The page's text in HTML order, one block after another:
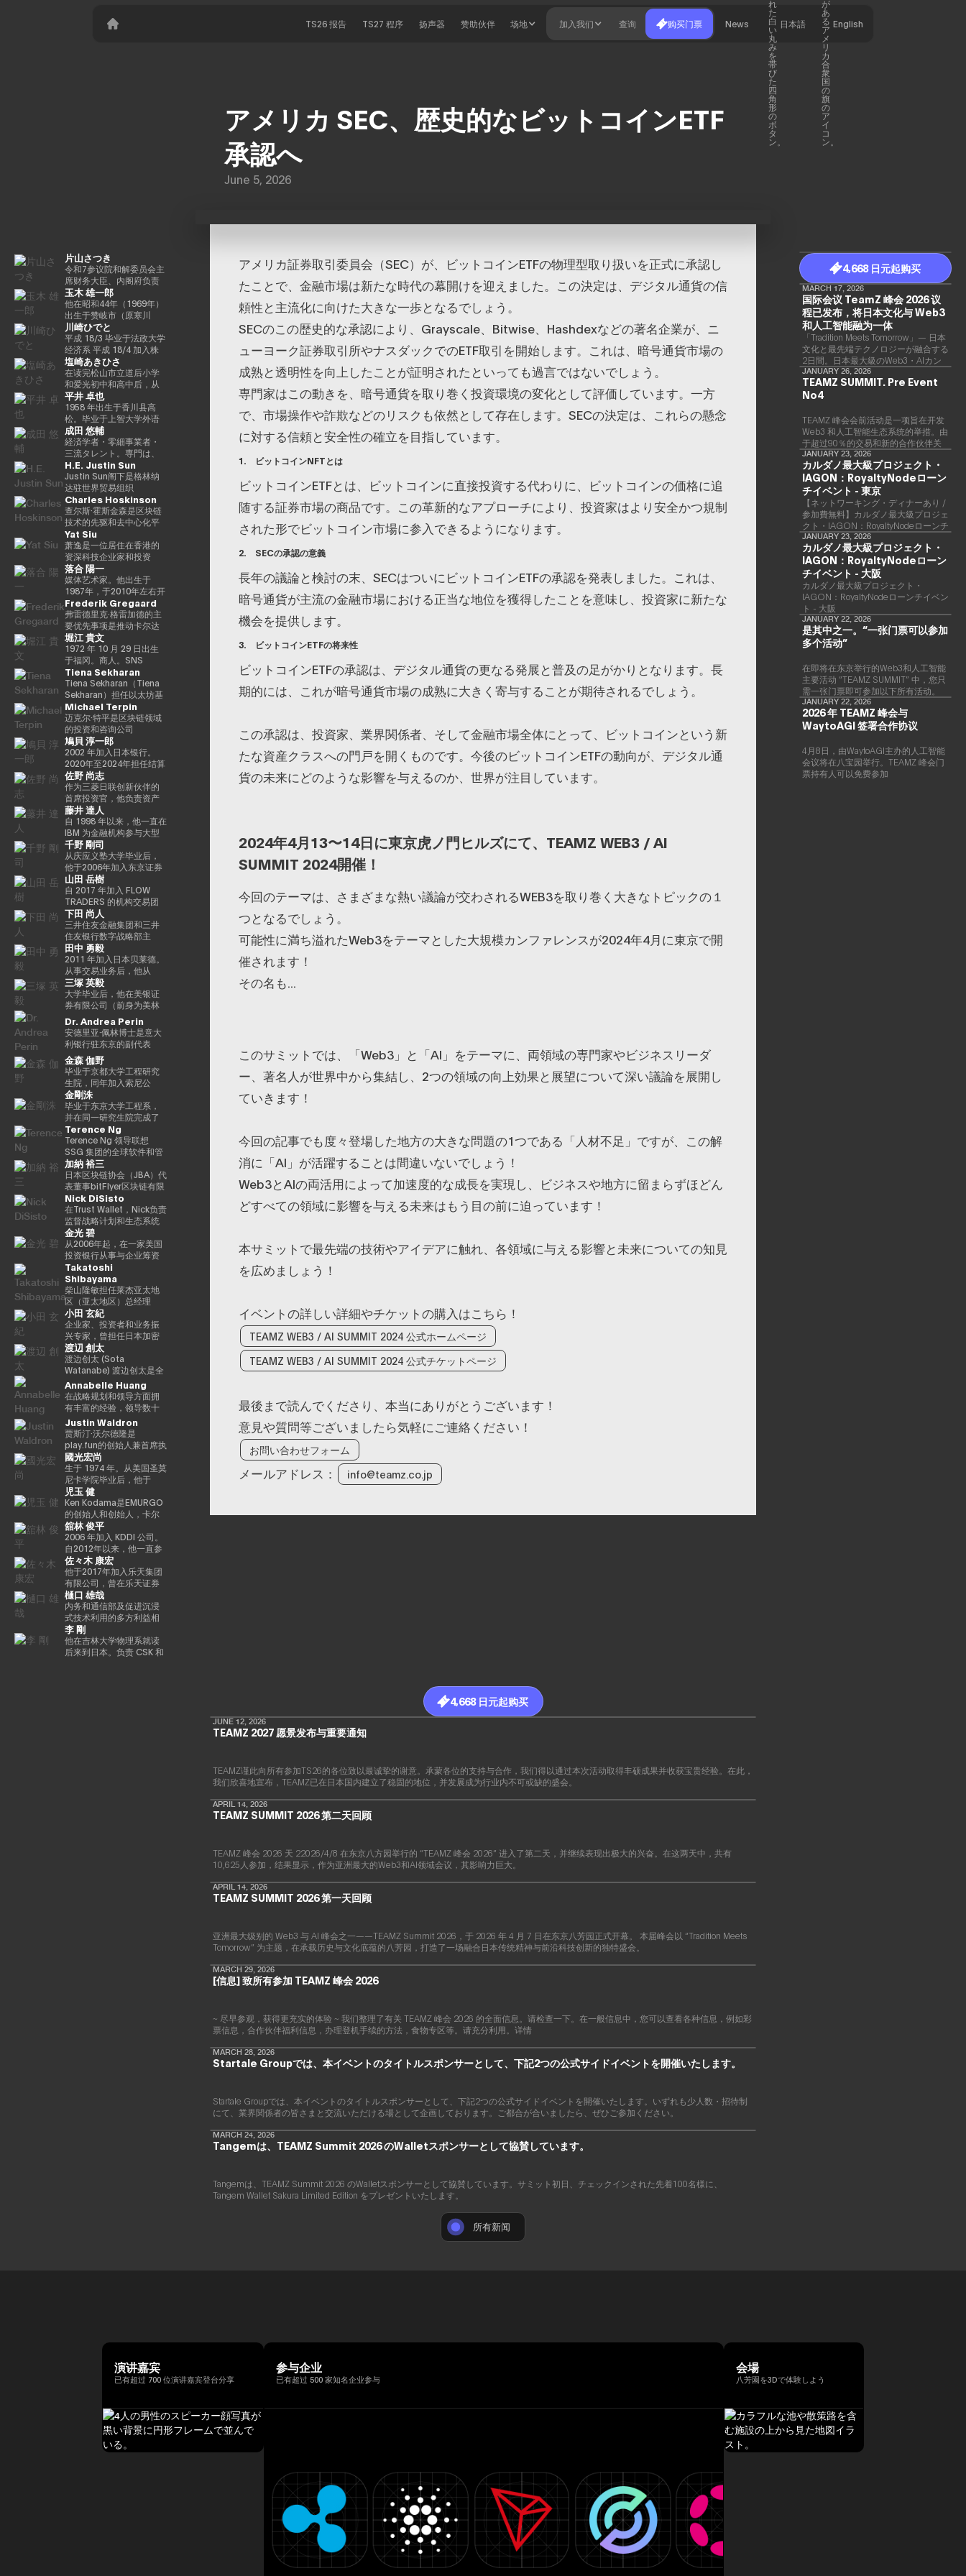
TS26 报告 TS27 程序 扬声器 赞助伙伴 场地 加入我们 查询 购买门票 News 日本語 English
片山さつき
令和7参议院和解委员会主
席财务大臣、内阁府负责
特别任务（财政）税收特
别措施和补贴审查的部长
（高志内阁）
玉木 雄一郎
他在昭和44年（1969年）
出生于赞岐市（原寒川
町），是兼职农民的长
子，他于昭和63（1988）
毕业于高松高中，平成5年
（1993年）毕业于东京大
学法学院，同年加入财政
部 ※1 平成9年（1997
年），在平成完成哈佛大
学研究生院（肯尼迪学
院）Isei 17（2005），正
在竞选第 44 届众议院选
举。在获得70,177张选票
但以浪人身份失败了4年之
后，他在第45届众议院选
举中获得了109,863张选
票，在平成24（2012）第
46届众议院选举中获得
79,153张选票，赢得第二
个任期，在平成
26（2014）第47届众议院
选举中获得78,797张选
票，并在平成28（2016）
民主党竞选第三个任期进
步党代表选举。他被任命
为该党代理秘书长，在平
成29年（2017年）的第48
届众议院选举中获得
82,345张选票，并当选第
四任期（由香川县第二区
希望党正式批准），并竞
选希望党联合代表选举。
希望党代表（11月-）平成
30年（2018年）全国民主
党联合代表（5月至9月）
全国民主党代表（9月〜）
新国民民主党通过令和
2（2020）支部党成立并
成为代表（9月）（9
月），在令和3（2021）
第49届众议院选举的第49
届众议院选举中获得
94,530张选票，当选为众
议员到目前为止，第 5 学
期 2025.05.01。8月财政
部（现为财务部）在职
1997/7至1999/6借调至外
务省（中东第一司）
20007/2001/6 金融厅证
券交易监督委员会 2001/7
至 2002/6 国税厅大阪国税
局总务科科长 2002/7 至
2005/6（负责特别任务的
部长官专家）2005/7 至
2005/8 财政部首席审计局
川崎ひでと
平成 18/3 毕业于法政大学
经济系 平成 18/4 加入株
式会社NTT DOCOMO 平
成 29/8 众议院议员川崎二
郎秘书 玲和 3/10 在第 49
届众议院大选中首次当选
玲和 6/10 在第50届众议院
大选中连任 玲和 6/11 内
务通信国会副大臣（第二
届石原内阁） Reiwa 7/10
数字部长议会副部长、内
阁府议会副部长（第一届
高中内阁） 玲和 8/2 数字
部长议会副部长、内阁府
议会副部长（第二届高中
内阁）
塩崎あきひさ
在读完松山市立道后小学
和爱光初中和高中后，从
东京大学法学院毕业后，
他是长岛/小野/常松律师事
务所的合伙人律师。2021
年，他在众议院大选（爱
媛县第一区）中首次当
选。前国会卫生、劳工和
福利部副部长。在党内，
在经历过副秘书长的经历
后，他成为国会对策委员
会副主席。情报战略部、
科学、技术和创新战略部
以及AI/Web3小组委员会
的秘书负责人。
平井 卓也
1958 年出生于香川县高
松。毕业于上智大学外语
系英语系。在担任电通株
式会社、西日本广播公司
等公司的总裁兼代表董事
后，他在2000年的第42届
众议院选举中首次当选。
从那时起，他已经连续10
次当选。他先后担任过自
民党经济、工业和总务部
主席、政治事务研究委员
会副主席、内阁府（负责
信息技术）大臣、国土、
基础设施、运输和旅游、
内阁常务委员会主席等职
务，并以自民党信息技术
战略和特别任务委员会主
席的身份领导自民党的信
息技术政策。平成30/10年
第四届安倍改组内阁中任
命了信息技术大臣和负责
特殊任务（科学和技术/知
识产权战略/酷日本战略/太
空政策）的部长。负责数
字改革的部长在Reiwa 2的
须贺内阁中就职。第一任
数字事务部长在Reiwa 3就
职。现任自民党公共关系
部主任兼数字社会促进部
经理。
成田 悠輔
経済学者・零細事業者・
三流タレント。専門は、
データ・アルゴリズム・
ポエム・思想を組み合わ
せたビジネスと公共政策
の想像とデザイン。多分
野の学術誌・学会に研究
を発表、多くの企業や自
治体と共同事業を行う。
報道・討論・お笑い・ア
ート・ファッションなど
多様な動画や雑誌の企画
や出演にも関わる。著書
『22世紀の資本主義：や
がてお金は絶滅する』
『22世紀の民主主義：選
挙はアルゴリズムにな
り、政治家はネコにな
る』、番組「成田悠輔と
愛すべき非生産性の世
界」「夜明け前の
PLAYERS」「成田悠輔の
聞かれちゃいけない話」
「walk」「書く気がおき
ない」など。
H.E. Justin Sun
Justin Sun阁下是格林纳
达驻世界贸易组织
（WTO）大使和前常驻代
表，世界领先的区块链和
DAOTRON的创始人，以
及全球最大的加密货币交
易所之一HTX的顾问。 他
也被称为阿里巴巴创始人
马云培育的人，成为
2025/4 年全球数字资产行
业最著名和最有影响力的
人物之一，登上了《福布
斯》杂志的封面。 此外，
它在国际上获得了高度赞
誉，例如多次入选福布斯
“30岁以下30人（消费技术
部门）”。 2025/8 年，我
登上了 “蓝色起源 NS-34”
任务，并作为世界上第
712 位宇航员前往太空。
他的兴趣涵盖科技、投
资、艺术、慈善、游戏和
太空探索。
Charles Hoskinson
查尔斯·霍斯金森是区块链
技术的先驱和去中心化平
台 “卡尔达诺（卡尔达
诺）” 的创始人。他最初是
以太坊的联合创始人之
一，在数学逻辑和密码学
方面有着深厚的背景。卡
尔达诺的特点是在学术研
究和同行评审的基础上开
发的，旨在促进金融普惠
和智能合约。目前，他以
输入输出全球（IOG）首
席执行官的身份领导卡尔
达诺的技术开发。
Yat Siu
萧逸是一位居住在香港的
资深科技企业家和投资
者，是Animoca Brands
的联合创始人兼执行主
席。Animoca Brands是
区块链和游戏领域的全球
领导者，其使命是为全球
游戏玩家和互联网用户提
供数字产权。通过这样
做，我们的目标是实现一
个更公平的数字框架，这
将有助于建立新的资产类
别、边玩边赚的经济和开
放的元宇宙。Yat 于 1990
年在德国雅达利开始了他
的职业生涯。1995年，他
移居香港，创立了香港
Cybercity/Freenation，
这是亚洲第一个免费网页
和免费电子邮件服务提供
商。1998 年，他创立了
Outblaze，该公司被公认
为多语言白标网络服务的
先驱。Outblaze的消息业
务于2009年被出售给了
IBM，然后Outblaze转变
为孵化器，旨在促进在数
字娱乐领域开发服务和产
品的项目和公司。
Animoca Brands就是这
样一家孵化公司，它成立
于2014年。2017 年，我
们建立了道尔顿学习实验
室，这是一个课后数字实
验室，旨在培养发散思维
和设计思维等技能，而这
些技能在传统教育体系中
并不受到重视。他还是
ThinkBlaze的创始人，
ThinkBlaze是Outblaze的
研究部门，负责研究技术
中具有社会意义的问题。
自2018年以来，Yat一直是
游戏行业使用区块链和
NFT（不可替代代币）的
早期支持者。人们认为，
这将使游戏玩家能够真正
拥有游戏中的资产和数
据，进而拥有价值本身。
Yat 对去中心化应用程序和
数字资产的潜力有了清晰
的认识，很快带领
Animoca Brands 在区块
链、游戏、NFT 和开放的
元宇宙中占据了领导地
位。Animoca Brands已
经开发了多个以NFT为中
心的子公司和产品组，还
投资了540多家区块链相关
公司，以建立世界上最大
的区块链投资组合之一。
迄今为止，Yat先生获得了
许多荣誉，并被世界经济
论坛选为 “明日全球领袖”
之一，在DHL/SCMP大奖
中被选为 “年度青年企业
家”，并被Cointelegraph
评选为 “区块链行业值得关
注的100位人物”。此外，
Yat先生是一位接受过古典
音乐正规培训的音乐家，
曾担任BAFTA（英国电影
电视艺术学院）的顾问委
员会成员和亚洲青年管弦
乐团的董事会成员。如有
必要，可以准备更自然、
更精致的日语版本来介绍
演讲者。
落合 陽一
媒体艺术家。他出生于
1987年，于2010年左右开
始以艺术家身份工作。她
的作品以物化、转型和对
边界地区群众的钦佩为主
题。筑波大学/东京大学副
教授，2025年日本国际博
览会（大阪/关西世博会）
主题项目制作人。写真集
《渴望弥撒（2019年阿曼
那）》和NFT作品《波浪
的再数字化（2021年基金
会）》等获得了2016年
PrixarElectronica荣誉
奖、欧盟的StartsPrize和
2019年SXSWCreative
ExperienceArrowardsCreative
ExperienceArrowards。
《阿波罗》杂志40岁以下
40位艺术与科技，亚洲数
字艺术奖卓越奖，以及日
本媒体艺术节艺术部评审
委员会推荐的许多作品。
Frederik Gregaard
弗雷德里克·格雷加德的主
要优先事项是推动卡尔达
诺基金会的实施战略，领
导每项使命的整合和执
行，并实现快速价值创
造，以使用卡尔达诺实现
包容性和公平的增长。在
加入基金会之前，他在瑞
士和斯堪的纳维亚国家工
作了17年以上，在专业服
务和金融行业工作，专注
于资本市场、数字资产管
理、私人银行和交易基础
设施。
堀江 貴文
1972 年 10 月 29 日出生
于福冈。商人。SNS
Media & Consulting Co.,
Ltd. 的创始人目前，他们
活跃于火箭开发、应用生
产以及作为预防医学促进
协会对人们进行预防医学
教育等各个领域。会员制
在线沙龙 “堀江隆文创新大
学（HIU）” 正在开发各种
项目，拥有近700名会员。
http://salon.horiemon.com
这本书《如果你花钱，就
用它来保护自己的身
体》。“CHATGPT 与 “没
有未来工作的人”、“2035
年日本堀右卫门在 10 年后
对未来的完整预测” 等
Tiena Sekharan
Tiena Sekharan（Tiena
Sekharan）担任以太坊基
金会亚太地区（APAC）地
区机构负责人，并通过促
进企业领域的采用来领导
以太坊生态系统的发展。
他的职业生涯始于传统金
融行业，曾担任雷曼兄
弟、法国巴黎银行和摩根
大通等重要职位。在加入
以太坊基金会之前，我属
于摩根大通的区块链部门
KineXYS，负责推广摩根
大通硬币和代币化存款等
产品。
Michael Terpin
迈克尔·特平是区块链领域
的投资和咨询公司
Transform Ventures的创
始人兼首席执行官，同时
也是Supercycle Genesis
Partners, LP的首席执行官
兼首席投资官（CIO）。该
基金是世界上第一个专门
研究比特币的算法加密资
产对冲基金，它建立了一
个投资假设，即比特币每
个周期都以高价出售，并
以最低价格回购更多比特
币。Turpin是一位经验丰
富的高管，作为连续创业
者和投资者活跃了超过35
年，并成功退出多次。基
于这一往绩，成立了位于
波多黎各的家族办公室
Transform Capital。他也
被称为比特币的早期投资
者和思想领袖（思想领
袖），他参与了包括以太
坊和泰达币在内的重大区
块链项目的初始营销和咨
询。由于这些成就，它被
CNBC称为 “加密教父（加
密教父）”。BitAngels 于
2013 年共同创立，
BitAngels Fund 1 于
2014 年共同创立。该基金
以以太坊众筹中以每枚代
币30美分的价格投资100
万美元而闻名。图尔平也
是2015年开发了 “比特币
四季模型（比特币的四
季）” 的人，他于2024年
由天马出版社出版的《比
特币超级周期》一书获得
了高度赞誉，并因准确预
测2024/11年初比特币的
历史高点更新而受到关
注。在进入数字资产领域
之前，他创立了Market
Wire（现为
GlobeNewsWire）。该公
司目前是阿波罗环球管理
旗下的一个业务部门，规
模约为5亿美元。此外，作
为消费互联网早期营销的
先驱，他参与了数十个著
名互联网品牌的发展，首
先是The Motley Fool、
America Online
Greenhouse和Earthlink
的推出。作为教育背景，
她获得了纽约州立大学布
法罗分校的创意写作硕士
学位。他获得了雪城大学
的两个学士学位，自2000
年以来，他还曾在同一所
大学担任著名的纽豪斯公
共传播学院的顾问委员会
成员。此外，Turpin被认
为是波多黎各比特币和加
密资产社区的先驱，并于
2016年初获得了该领域的
第一份投资者优惠认证
（《投资者法令》）。
鳩貝 淳一郎
2002 年加入日本银行。
2020年至2024年担任结算
和结算管理局金融科技小
组负责人。2024-2025
年，金融科技中心副主任
兼数字货币验证组负责
人。他从 2025/7 年起被借
调，目前担任现任职务。
自2025/4以来，他一直是
东京大学经济学研究生院
CARF的受邀研究员。翻译
内容包括 “比特币和区块
链：支持加密货币的技术”
（NTT Publishing）和
“掌握以太坊——构建智能
合约和去中心化应用程序”
（O'Reilly Japan）。合著
了《Web3的未解决问题》
（日经英国石油公司）和
《13人对Web3加密资产
的未来预测》（朝日新闻
出版社）。
佐野 尚志
作为三菱日联创新伙伴的
首席投资官，他负责资产
管理规模为800亿日元的基
金中的创业投资和业务发
展，主要是在日本、美国
和亚洲。在加入MUIP之
前，他曾在独立风险投资
公司Global Brain参与国
内和国际创业投资和CVC
管理。在此之前，他在索
尼担任品类经理，经营海
外业务，负责为技术投资
和合资设立以及零售能源
业务等新业务项目提供资
金。
藤井 達人
自 1998 年以来，他一直在
IBM 为金融机构参与大型
银行核心系统开发和咨询
服务。在微软工作后，他
参与了三菱日联金融集团
的创新业务并领导了DX项
目。在AU Financial
Holdings担任执行官、首
席数字官和IT总经理以及
微软的业务执行官兼金融
创新部门经理之后，他目
前担任现任职务。通用公
司协会 FINOVATORS 成
立。2021年被任命为日本
区块链协会理事。毕业于
同志社大学，在东京大学
完成了第17次EMP。
千野 剛司
从庆应义塾大学毕业后，
他于2006年加入东京证券
交易所。2008年金融危机
后，他参与了债务违约管
理流程改进项目，领导了
日本证券清算组织的场外
衍生品（信用违约互换和
利率互换）结算项目，并
负责日本交易所集团清算
结算领域的业务规划。自
2016年以来，我一直在
PWCJapan首席执行官办
公室（企业规划）支持领
导团队的战略讨论。
2018/7年，他加入了运营
全球加密资产交易所
Kraken的Payward, Inc.
（美国），并为金融服务
局的注册做出了贡献。从
2020/3年起，他就任公司
在日本的代表。2022/7
年，他就任币安驻日本代
表。完成了牛津大学工商
管理硕士（MBA）学位。
山田 岳樹
自 2017 年加入 FLOW
TRADERS 的机构交易团
队以来，Takeki 一直为机
构投资者提供流动性服
务，通过大宗交易覆盖包
括 ETF、国际债券及数字
资产在内的多种资产类
别，工作地点涵盖新加坡
及香港。 他同时负责日本
业务的整体发展，与日本
国内的机构投资者、ETF
发行方、交易平台、证券
交易所以及加密资产交易
所保持密切合作。 FLOW
TRADERS 已连续多年获
得东京证券交易所颁发的
“最佳做市商”奖项。作为一
家上市公司，FLOW
TRADERS 亦积极参与包
括现货加密资产及加密资
产 ETF 在内的数字资产流
动性提供，致力于连接传
统金融与数字资产行业。
下田 尚人
三井住友金融集团和三井
住友银行数字战略部主
任。总结SMBC集团在数
字资产方面的工作。日本
银行结算与结算服务局顾
问，任期至2025/6。结算
与结算管理局利用新技术
（Project Agora等）参与
规划和推广先进的结算项
目，以及关于人工智能对
金融系统的影响的国际研
究。他还参与了各种国际
政策讨论机构，例如国际
清算银行结算市场基础设
施委员会（CPMI）、七国
集团数字支付专家组
（2023年联席主席）、金
融稳定委员会（FSB）创
新网络和BIS/中央银行
CBDC小组。在日本银
行，他还先后担任过长崎
分行经理、香港办事处经
理、金融机构局国际科科
长（负责巴塞尔监管）、
国际局规划师等职务。在
财务省，他作为国际组织
司的规划官负责国际金融
（FATF、FSB等）。毕业
于一桥大学法学院。我在
哈佛大学攻读了计算机科
学专业 AI。
田中 勇毅
2011 年加入日本贝莱德。
从事交易业务后，他从
2024/3年起担任贝莱德全
球市场经理，负责监督交
易、证券借贷和现金管
理。他还曾在日本的数字
战略领域工作。自 2025 年
1 月起，他还担任全球产品
解决方案部，负责监督同
一部门的过渡管理。
三塚 英毅
大学毕业后，他在美银证
券有限公司（前身为美林
证券日本证券）工作，在
法国巴黎银行证券有限公
司担任多个职位后，他成
为全球市场管理部的首席
运营官。在Web3公司
Animoca Brands Co.,
Ltd.成立时担任首席运营官
后，他自2024/3年以来一
直担任现任职务。
Dr. Andrea Perin
安德里亚·佩林博士是意大
利银行驻东京的副代表
处。在这个职位上，我负
责日本、韩国、台湾、澳
大利亚和新西兰的经济政
策讨论和宏观经济和金融
趋势的分析。我们还努力
通过与当地金融和监管机
构、机构投资者和商界的
对话，增进对意大利经济
的理解，进一步加强两国
之间的经济和金融关系。
他在中央银行、银行监管
机构以及包括欧洲中央银
行（ECB）和欧洲投资银
行（EIB）在内的国际金融
机构拥有超过15年的经
验，在金融监管、治理和
合规方面拥有深厚的专业
知识。我获得了罗马托尔
维加塔大学关于健全监管
和监管机构制裁权限的法
学博士学位。
金森 伽野
毕业于京都大学工程研究
生院，同年加入索尼公
司。从事产品设计开发、
产品策划和营销工作。之
后，我以互联网证券和经
验丰富的客户体验、CX策
略推广等方式推出了一项
新的金融科技业务。于
2022年加入索尼银行，目
前正在以索尼银行DX业务
规划经理的身份推广与
Web3相关的新业务规划。
金剛洙
毕业于东京大学工程系，
并在同一研究生院完成了
工程学研究生院的课程。
加入花旗证券有限公司，
从事日本政府债券和利率
衍生品的交易业务。之
后，他加入了松尾实验室
株式会社，一直负责机器
学习项目的规划、PoC 和
开发。他于2022年就任公
司董事，还成立了一个专
门研究生成式人工智能的
新风险投资基金。
Terence Ng
Terence Ng 领导联想
SSG 集团的全球软件和管
理服务业务。他负责推动
战略性微软云解决方案提
供商 (CSP) 计划，并与微
软合作推进整体相关服务
解决方案。他在安全、软
件、云和人工智能生态系
统领域领导全球市场的重
要战略合作伙伴关系和销
售。 自2011年加入联想以
来，Terence Ng领导了联
想与安全、娱乐、电子商
务和金融科技等领域的领
先互联网公司的全球合作
伙伴关系。它还促进了
AR/VR的战略合作伙伴关
系。 Terence Ng 在索尼
电子、惠普、Navteq 公司
和诺基亚等领先科技品牌
的营销、产品开发和业务
开发方面拥有 20 多年的经
验。他在技术行业的领先
业务战略方面有着良好的
记录。 Terence Ng 拥有
新加坡南洋理工大学的商
业研究学士学位。他目前
居住在新加坡，是区块链
和人工智能技术的狂热粉
丝。
加納 裕三
日本区块链协会（JBA）代
表董事bitFlyer区块链有限
公司代表董事高盛证券有
限公司等，他在2014/1年
共同创立了bitFlyer有限公
司。 自bitFlyer成立以来，
它一直在努力就国内法律
的修订提出建议，制定自
我监管规则等，并先后担
任加密资产（虚拟货币）
交易公司bitFlyer USA,
Inc.的首席执行官和
bitFlyer EUROPE S.A.的董
事长，从全球角度为加密
资产（虚拟货币）交易所
行业的发展做出了贡献。
目前，除了担任成立于
2019/5年的bitFlyer区块
链有限公司的代表董事
外，他还担任日本区块链
协会（JBA）的代表董事、
一般注册协会日本元界顾
问、ISO/TC307全国审议
委员会代表委员会成员和
国防部意见领袖。 他们还
以专家身份参加了2018年
七国集团就业创新部长级
会议、2019年G20/V20虚
拟资产服务提供商峰会以
及由内阁秘书处主办的公
私数据利用促进基本计划
执行委员会等，并雄心勃
勃地致力于web3行业的发
展。
Nick DiSisto
在Trust Wallet，Nick负责
监督战略计划和生态系统
合作伙伴关系，这些举措
和生态系统合作伙伴关系
对该平台的增长和用户体
验至关重要。 他的努力涵
盖了广泛的重要领域，例
如DeFi合作伙伴关系、法
定货币开/关通道、
MEV（最大提取价值）措
施和核心基础设施合作伙
伴关系，旨在为全球数百
万用户提供更易于使用、
安全和可扩展的加密资
产。Nick 正在用户体验和
区块链技术的交叉点推动
创新，同时与产品、安
全、工程和营销等各个部
门密切合作。Nick 专注于
“将代码转化为现实世界的
价值”，正在将自托管钱包
发展为下一代金融基础设
施方面发挥作用，并正在
塑造其未来。
金光 碧
从2006年起，在一家美国
投资银行从事与企业筹资
和并购相关的衍生结构设
计工作达10年。2016年加
入bitFlyer有限公司后，他
曾担任首席财务官和公
关，负责与金融监管相关
的系统开发。自2022年以
来，他一直负责新业务，
目前是集团首席采购官。
从2025年起担任
Custodiem有限公司的董
事，他推动了国内加密资
产ETF的形成项目等。
Takatoshi
Shibayama
柴山隆敏担任莱杰亚太地
区（亚太地区）总经理
（亚太地区负责人）。它
监督为Web3行业和机构投
资者提供数字资产安全解
决方案的情况。到目前为
止，他作为分析师和投资
者一直活跃在企业振兴和
不良投资领域超过17年。
在摩根大通和高盛等投资
银行开始职业生涯后，他
加入了美国对冲基金戴维
森·肯普纳资本管理公司。
之后，他与他人共同创立
了总部位于新加坡的投资
基金3D Investment
Partners。此外，在为数
字资产提供抵押管理和托
管服务的Copper，他曾担
任亚太地区收入经理（亚
太区收入主管），并领导
了公司在亚太地区的业务
增长。
小田 玄紀
企业家、投资者和业务振
兴专家，曾担任日本加密
资产交易协会（JVCEA）
的代表董事（主席）、SBI
Holdings的董事总经理和
Bitpoint Japan Co., Ltd
的代表董事。自2001年成
立自己的公司以来，我们
已经开展了各种业务。
2016年，他创立了加密货
币交易所Bitpoint并成为
其首席执行官。2019年，
他被世界经济论坛选为全
球青年领袖。
渡辺 創太
渡边创太 (Sota
Watanabe) 渡边创太是全
球 Web3 生态系统中的先
驱力量，也是日本最具影
响力的科技企业家之一。
作为 Startale Group 的创
始人兼 CEO，渡边致力于
构建去中心化互联网的基
础设施，其核心使命是“将
世界带入链上（bringing
the world onchain）”。
渡边因领导日本最大的公
共区块链 Astar Network
而声名鹊起，该网络已成
为日本 Web3 基础设施的
基石。渡边职业生涯的一
个重要里程碑是与索尼集
团合作，通过 Sony Block
Solutions Labs 共同开发
了以太坊二层（Layer-2）
区块链——Soneium。这
一举措将日本的区块链技
术定位在消费娱乐、人工
智能和大众普及的交汇
点。 在代币化数字资产和
现实世界金融领域，渡边
主导了与 SBI Holdings 的
Annabelle Huang
在战略规划和领导方面拥
有丰富的经验，领导数十
亿美元的加密资产平台
Justin Waldron
贾斯汀·沃尔德隆是
play.fun的创始人兼首席执
行官，该平台可以为每款
游戏提供即时的真实奖
励。此外，除了作为
Playco的联合创始人兼总
裁外，我们还投资于有前
途的日本初创企业，这些
初创公司有望作为涩谷区
政府发起的涩谷创业支持
计划的顾问以及X&KSK的
合作伙伴。 他还以天使投
资者的身份活跃，投资了
60多家公司，尤其以
Zynga的联合创始人而闻
名。2021年，它被《商业
内幕》选为 “前100名种子
投资者” 之一。
國光宏尚
生于 1974 年。从美国圣莫
尼卡学院毕业后，他于
2004 年加入 At Movie
Co., Ltd.同年，他就任导
演，负责制作电影和电视
剧以及开展新业务。龟尾
株式会社成立于2007年，
担任总裁兼首席执行官一
职。他于2021年从公司退
休，成为金融家有限公司
的代表董事兼首席执行
官，该公司于2019年与
ThirdVerse有限公司共同
成立。他的书是《元界与
网络3》（MDN 公司）。
児玉 健
Ken Kodama是EMURGO
的创始人和创始人，卡尔
达诺的联合创始人之一，
也是世界领先的区块链平
台之一。凭借在加密货币
和区块链领域超过十年的
经验，他通过深厚的专业
知识和长期愿景考虑了该
行业的发展。他的使命是
通过区块链技术重新定义
信任和价值的概念，加速
实现下一代金融创新。Ken
总部设在新加坡，领导
EMURGO考虑发展全球金
舘林 俊平
2006 年加入 KDDI 公司。
自2012年以来，他一直参
与风险支持计划
KDDI_Labo、风险投资基
金和KDDI开放创新基金，
主要负责体育、娱乐、XR
和Web3领域的投资和联
盟。自2025/4以来，他一
直担任现任职务。
佐々木 康宏
他于2017年加入乐天集团
有限公司，曾在乐天证券
株式会社担任IT部门经理
兼金融科技部副总经理，
自2018/9以来一直担任该
公司的现任职务。目前，
正在推广各种措施，以帮
助提高整个国内加密资产
樋口 雄哉
内务和通信部及促进沉浸
式技术利用的多方利益相
关者合作会议的一名成员
在大学毕业后在一家信用
卡公司找到了一份工作。
李 剛
他在吉林大学物理系就读
后来到日本。负责 CSK 和
アメリカ SEC、歴史的なビットコインETF
承認へ
June 5, 2026
アメリカ証券取引委員会（SEC）が、ビットコインETFの物理型取り扱いを正式に承認し
たことで、金融市場は新たな時代の幕開けを迎えました。この決定は、デジタル通貨の信
頼性と主流化に向けた大きな一歩となるでしょう。
SECのこの歴史的な承認により、Grayscale、Bitwise、Hashdexなどの著名企業が、ニ
ューヨーク証券取引所やナスダックでのETF取引を開始します。これは、暗号通貨市場の
成熟と透明性を向上したことが証明されたといっても過言ではないでしょう。
専門家はこの動きを、暗号通貨を取り巻く投資環境の変化として評価しています。一方
で、市場操作や詐欺などのリスクも依然として存在します。SECの決定は、これらの懸念
に対する信頼と安全性の確立を目指しています。
1. ビットコインNFTとは
ビットコインETFとは、ビットコインに直接投資する代わりに、ビットコインの価格に追
随する証券市場の商品です。この革新的なアプローチにより、投資家はより安全かつ規制
された形でビットコイン市場に参入できるようになります。
2. SECの承認の意義
長年の議論と検討の末、SECはついにビットコインETFの承認を発表しました。これは、
暗号通貨が主流の金融市場における正当な地位を獲得したことを意味し、投資家に新たな
機会を提供します。
3. ビットコインETFの将来性
ビットコインETFの承認は、デジタル通貨の更なる発展と普及の足がかりとなります。長
期的には、これが暗号通貨市場の成熟に大きく寄与することが期待されるでしょう。
この承認は、投資家、業界関係者、そして金融市場全体にとって、ビットコインという新
たな資産クラスへの門戸を開くものです。今後のビットコインETFの動向が、デジタル通
貨の未来にどのような影響を与えるのか、世界が注目しています。
2024年4月13〜14日に東京虎ノ門ヒルズにて、TEAMZ WEB3 / AI
SUMMIT 2024開催！
今回のテーマは、さまざまな熱い議論が交わされるWEB3を取り巻く大きなトピックの１
つとなるでしょう。
可能性に満ち溢れたWeb3をテーマとした大規模カンファレンスが2024年4月に東京で開
催されます！
その名も...
このサミットでは、「Web3」と「AI」をテーマに、両領域の専門家やビジネスリーダ
ー、著名人が世界中から集結し、2つの領域の向上効果と展望について深い議論を展開し
ていきます！
今回の記事でも度々登場した地方の大きな問題の1つである「人材不足」ですが、この解
消に「AI」が活躍することは間違いないでしょう！
Web3とAIの両活用によって加速度的な成長を実現し、ビジネスや地方に留まらずほどん
どすべての領域に影響を与える未来はもう目の前に迫っています！
本サミットで最先端の技術やアイデアに触れ、各領域に与える影響と未来についての知見
を広めましょう！
イベントの詳しい詳細やチケットの購入はこちら！
TEAMZ WEB3 / AI SUMMIT 2024 公式ホームページ
TEAMZ WEB3 / AI SUMMIT 2024 公式チケットページ
最後まで読んでくださり、本当にありがとうございます！
意見や質問等ございましたら気軽にご連絡ください！
お問い合わせフォーム
メールアドレス： info@teamz.co.jp
4,668 日元起购买
MARCH 17, 2026
国际会议 TeamZ 峰会 2026 议
程已发布，将日本文化与 Web3
和人工智能融为一体
「Tradition Meets Tomorrow」— 日本
文化と最先端テクノロジーが融合する
2日間。日本最大級のWeb3・AIカン
ファレンス 「TEAMZ Summit 2026」
が、2026年4月7日・8日に東京・八
芳園にて開催されます。今年のテーマ
本の伝統文化と最先端のテクノロジー
が融合する、特別な2日間となりま
す。このたび、公式アジェンダが公開
されました。（※登壇者のスケジュー
ル等の都合により、開催までに内容が
変更となる可能性があります。）
JANUARY 26, 2026
TEAMZ SUMMIT. Pre Event
No4
TEAMZ 峰会会前活动是一项旨在开发
Web3 和人工智能生态系统的举措。由
于超过90％的交易和新的合作伙伴关
系是面对面形成的，因此TEAMZ将在
本次活动之前举行一次数量有限的交流
会议，以在轻松的氛围中促进高质量的
交流。
JANUARY 23, 2026
カルダノ最大級プロジェクト・
IAGON：RoyaltyNodeローン
チイベント - 東京
【ネットワーキング・ディナーあり /
参加費無料】カルダノ最大級プロジェ
クト・IAGON：RoyaltyNodeローンチ
イベント - 東京
JANUARY 23, 2026
カルダノ最大級プロジェクト・
IAGON：RoyaltyNodeローン
チイベント - 大阪
​カルダノ最大級プロジェクト・
IAGON：RoyaltyNodeローンチイベン
ト - 大阪
JANUARY 22, 2026
是其中之一。“一张门票可以参加
多个活动”
在即将在东京举行的Web3和人工智能
主要活动 “TEAMZ SUMMIT” 中，您只
需一张门票即可参加以下所有活动。
JANUARY 22, 2026
2026 年 TEAMZ 峰会与
WaytoAGI 签署合作协议
4月8日，由WaytoAGI主办的人工智能
会议将在八宝园举行。TEAMZ 峰会门
票持有人可以免费参加
4,668 日元起购买
JUNE 12, 2026
TEAMZ 2027 愿景发布与重要通知
TEAMZ谨此向所有参加TS26的各位致以最诚挚的谢意。承蒙各位的支持与合作，我们得以通过本次活动取得丰硕成果并收获宝贵经验。在此，
我们欣喜地宣布，TEAMZ已在日本国内建立了稳固的地位，并发展成为行业内不可或缺的盛会。
APRIL 14, 2026
TEAMZ SUMMIT 2026 第二天回顾
TEAMZ 峰会 2026 天 22026/4/8 在东京八方园举行的 “TEAMZ 峰会 2026” 进入了第二天，并继续表现出极大的兴奋。在这两天中，共有
10,625人参加，结果显示，作为亚洲最大的Web3和AI领域会议，其影响力巨大。
APRIL 14, 2026
TEAMZ SUMMIT 2026 第一天回顾
亚洲最大级别的 Web3 与 AI 峰会之一——TEAMZ Summit 2026，于 2026 年 4 月 7 日在东京八芳园正式开幕。 本届峰会以 “Tradition Meets
Tomorrow” 为主题，在承载历史与文化底蕴的八芳园，打造了一场融合日本传统精神与前沿科技创新的独特盛会。
MARCH 29, 2026
[信息] 致所有参加 TEAMZ 峰会 2026
~ 尽早参观，获得更充实的体验 ~ 我们整理了有关 TEAMZ 峰会 2026 的全面信息。请检查一下。在一般信息中，您可以查看各种信息，例如彩
票信息，合作伙伴福利信息，办理登机手续的方法，食物专区等。请充分利用。详情
MARCH 28, 2026
Startale Groupでは、本イベントのタイトルスポンサーとして、下記2つの公式サイドイベントを開催いたします。
Startale Groupでは、本イベントのタイトルスポンサーとして、下記2つの公式サイドイベントを開催いたします。いずれも少人数・招待制
にて、業界関係者の皆さまと交流いただける場として企画しております。ご都合が合いましたら、ぜひご参加ください。
MARCH 24, 2026
Tangemは、TEAMZ Summit 2026 のWalletスポンサーとして協賛しています。
Tangemは、TEAMZ Summit 2026 のWalletスポンサーとして協賛しています。サミット初日、チェックインされた先着100名様に、
Tangem Wallet Sakura Limited Edition をプレゼントいたします。
所有新闻
演讲嘉宾
已有超过 700 位演讲嘉宾登台分享
参与企业
已有超过 500 家知名企业参与
会場
八芳園を3Dで体験しよう